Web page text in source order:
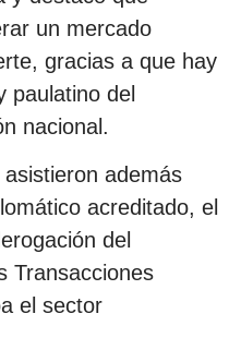
un mercado
gracias a que hay
paulatino del
nacional.
además
acreditado, el
del
Transacciones
el sector